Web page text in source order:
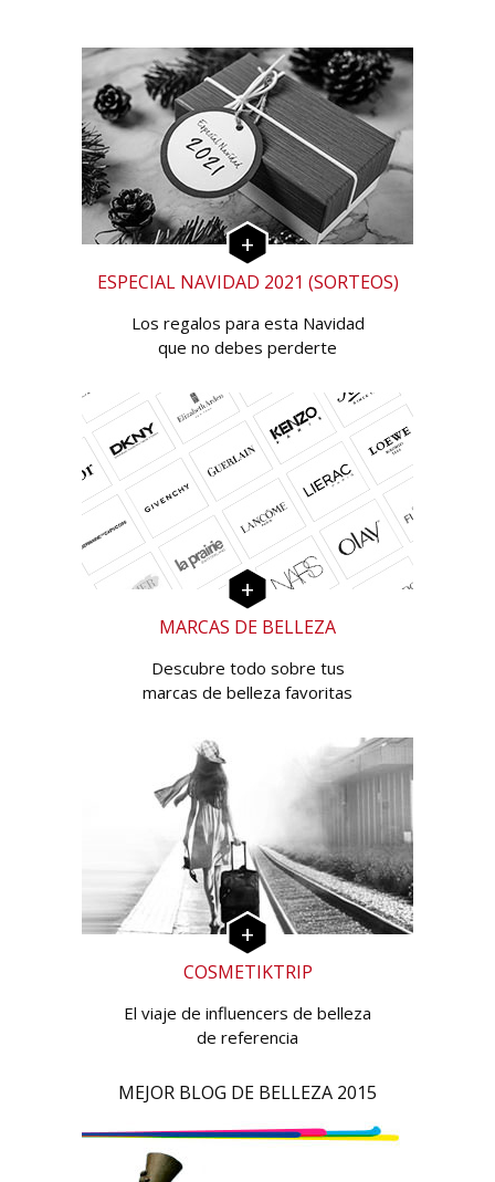
ESPECIAL NAVIDAD 2021 (SORTEOS)
Los regalos para esta Navidad
que no debes perderte
MARCAS DE BELLEZA
Descubre todo sobre tus
marcas de belleza favoritas
COSMETIKTRIP
El viaje de influencers de belleza
de referencia
MEJOR BLOG DE BELLEZA 2015